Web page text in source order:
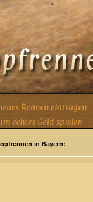
in Bayern: